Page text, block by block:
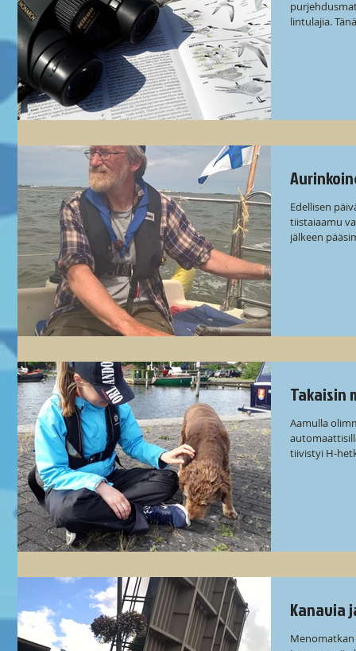
lintulajia.
Edellisen
tiistaiaamu
jälkeen
Takaisin
Aamulla
tiivistyi H-
Kanavia